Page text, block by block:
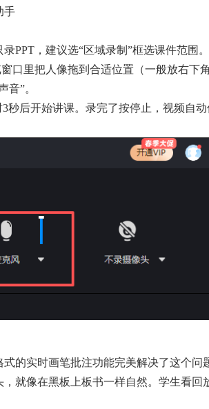
手
PPT，建议选“区域录制”框选课件范围。
口里把人像拖到合适位置（一般放右下
音”。
秒后开始讲课。录完了按停止，视频自
式的实时画笔批注功能完美解决了这个
就像在黑板上板书一样自然。学生看回